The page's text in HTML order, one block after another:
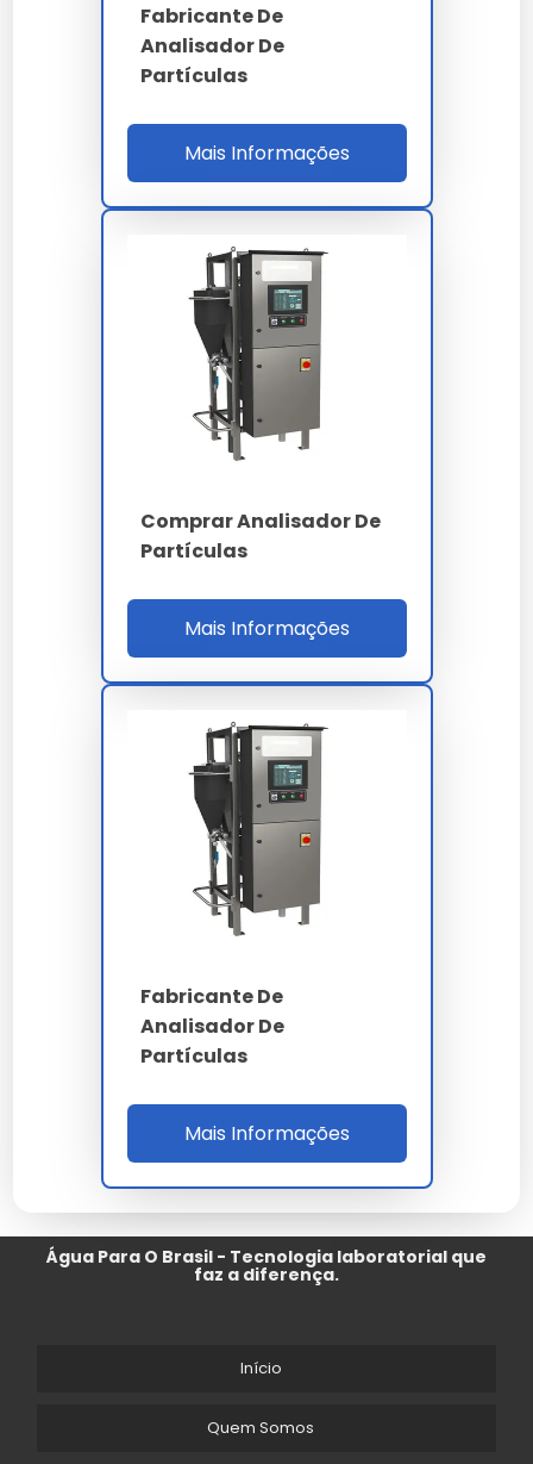
Canais
Repetibilidade
inferior a 1% conforme
Ultrassom dispersão
40 kHz integrado
Látex PS NIST
traceable 1 a 100 µm
ISO 4406 - NAS 1638 -
SAE AS4059 - ISO
Interfaces
Fabricante De
Analisador De
Partículas
Mais Informações
Comprar Analisador De
Partículas
Mais Informações
Fabricante De
Analisador De
Partículas
Mais Informações
Água Para O Brasil - Tecnologia laboratorial que
faz a diferença.
Início
Quem Somos